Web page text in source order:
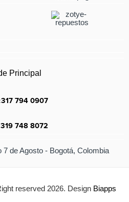
Principal
317 794 0907
319 748 8072
7 de Agosto - Bogotá, Colombia
reserved 2026. Design Biapps